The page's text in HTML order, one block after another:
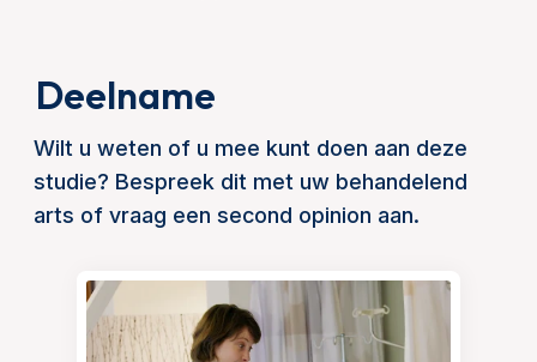
Deelname
Wilt u weten of u mee kunt doen aan deze
studie? Bespreek dit met uw behandelend
arts of vraag een second opinion aan.